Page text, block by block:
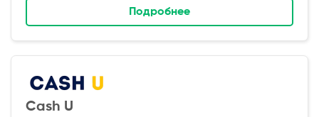
Подробнее
Cash U